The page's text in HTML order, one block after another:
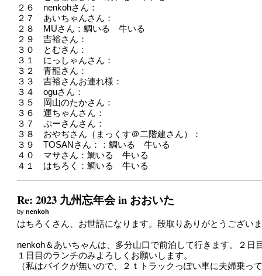
２６ nenkohさん：
２７ あいちゃんさん：
２８ MUさん：鯛いる 牛いる
２９ 吉裕さん：
３０ とむさん：
３１ にっしゃんさん：
３２ 青龍さん：
３３ 吉裕さんお連れ様：
３４ oguさん：
３５ 岡山のたかさん：
３６ 運ちゃんさん：
３７ ぷーさんさん：
３８ おやぢさん（まっくす＠二階建さん）：
３９ TOSANさん：：鯛いる 牛いる
４０ マサさん：鯛いる 牛いる
４１ はちろく：鯛いる 牛いる
Re: 2023 九州忘年会 in おおいた
bynenkoh
はちろくさん、お世話になります。段取りありがとうござい
nenkoh＆あいちゃんは、多分山口で前泊して行きます。２日
１日目のランチのみよろしくお願いします。
（私はバイクが無いので、２ｔトラックっぽい車に夫婦乗っ